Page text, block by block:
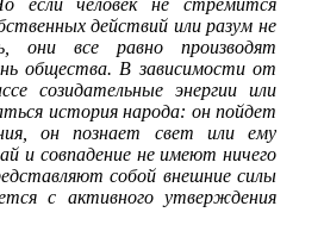
ответственности,
принадлежности.
если человек не стремится
действий или разум не
они все равно производят
общества. В зависимости от
созидательные энергии или
история народа: он пойдет
он познает свет или ему
и совпадение не имеют ничего
собой внешние силы
с активного утверждения